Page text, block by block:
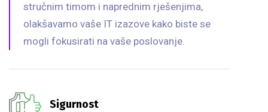
stručnim timom i naprednim rješenjima,
olakšavamo vaše IT izazove kako biste se
mogli fokusirati na vaše poslovanje.
Sigurnost